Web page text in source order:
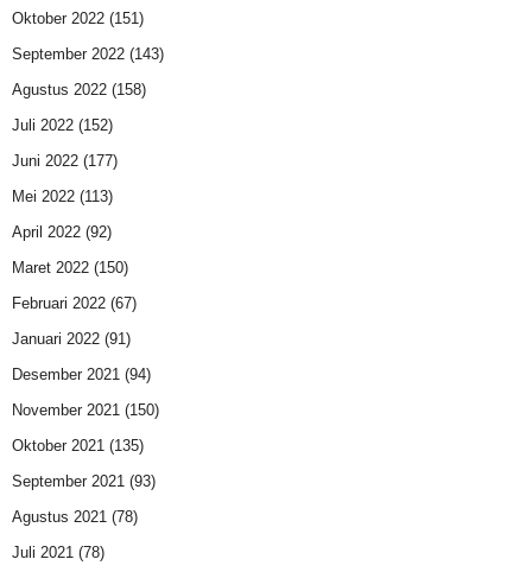
Oktober 2022 (151)
September 2022 (143)
Agustus 2022 (158)
Juli 2022 (152)
Juni 2022 (177)
Mei 2022 (113)
April 2022 (92)
Maret 2022 (150)
Februari 2022 (67)
Januari 2022 (91)
Desember 2021 (94)
November 2021 (150)
Oktober 2021 (135)
September 2021 (93)
Agustus 2021 (78)
Juli 2021 (78)